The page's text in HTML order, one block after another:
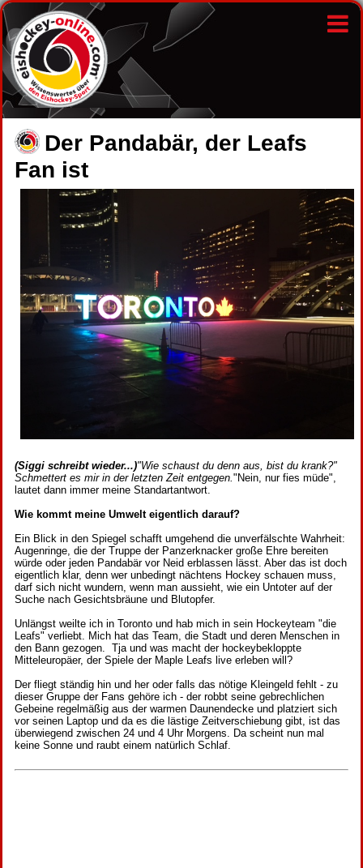
Der Pandabär, der Leafs
Fan ist
(Siggi schreibt wieder...)"Wie schaust du denn aus, bist du krank?"
Schmettert es mir in der letzten Zeit entgegen."Nein, nur fies müde",
lautet dann immer meine Standartantwort.
Wie kommt meine Umwelt eigentlich darauf?
Ein Blick in den Spiegel schafft umgehend die unverfälschte Wahrheit:
Augenringe, die der Truppe der Panzerknacker große Ehre bereiten
würde oder jeden Pandabär vor Neid erblassen lässt. Aber das ist doch
eigentlich klar, denn wer unbedingt nächtens Hockey schauen muss,
darf sich nicht wundern, wenn man aussieht, wie ein Untoter auf der
Suche nach Gesichtsbräune und Blutopfer.
Unlängst weilte ich in Toronto und hab mich in sein Hockeyteam "die
Leafs" verliebt. Mich hat das Team, die Stadt und deren Menschen in
den Bann gezogen. Tja und was macht der hockeybekloppte
Mitteleuropäer, der Spiele der Maple Leafs live erleben will?
Der fliegt ständig hin und her oder falls das nötige Kleingeld fehlt - zu
dieser Gruppe der Fans gehöre ich - der robbt seine gebrechlichen
Gebeine regelmäßig aus der warmen Daunendecke und platziert sich
vor seinen Laptop und da es die lästige Zeitverschiebung gibt, ist das
überwiegend zwischen 24 und 4 Uhr Morgens. Da scheint nun mal
keine Sonne und raubt einem natürlich Schlaf.